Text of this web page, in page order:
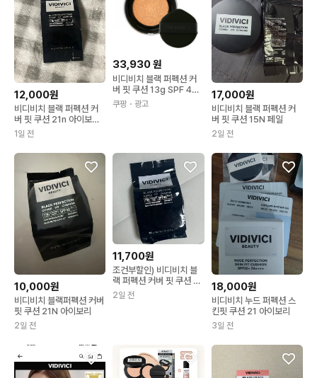
12,000원
비디비치 블랙 퍼펙션 커
버 핏 쿠션 21n 아이보리
리필
1일 전
33,930원
비디비치 블랙 퍼펙션 커
버 핏 쿠션 13g SPF 40
쿠팡 ・광고
17,000원
비디비치 블랙 퍼펙션 커
버 핏 쿠션 15N 페일
2일 전
10,000원
비디비치 블랙퍼펙션 커버
핏 쿠션 21N 아이보리
2일 전
11,700원
조건부할인) 비디비치 블
랙 퍼펙션 커버 핏 쿠션 리
필 21N
2일 전
18,000원
비디비치 누드 퍼펙션 스
킨핏 쿠션 21 아이보리
3일 전